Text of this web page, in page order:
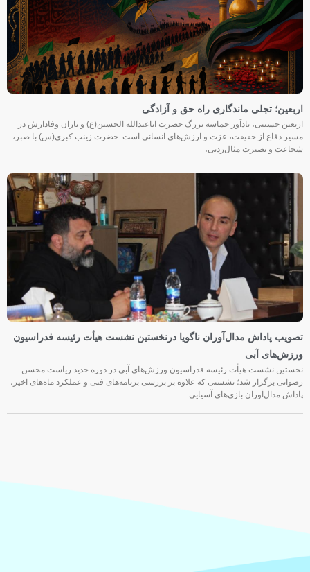
اربعین؛ تجلی ماندگاری راه حق و آزادگی
اربعین حسینی، یادآور حماسه بزرگ حضرت اباعبدالله الحسین(ع) و یاران وفادارش در
مسیر دفاع از حقیقت، عزت و ارزش‌های انسانی است. حضرت زینب کبری(س) با صبر،
شجاعت و بصیرت مثال‌زدنی،
تصویب پاداش مدال‌آوران ناگویا درنخستین نشست هیأت رئیسه فدراسیون
ورزش‌های آبی
نخستین نشست هیأت رئیسه فدراسیون ورزش‌های آبی در دوره جدید ریاست محسن
رضوانی برگزار شد؛ نشستی که علاوه بر بررسی برنامه‌های فنی و عملکرد ماه‌های اخیر،
پاداش مدال‌آوران بازی‌های آسیایی